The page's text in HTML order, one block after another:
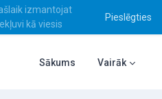
ievadi
izmantojat
kā viesis
Pieslēgties
Sākums Vairāk